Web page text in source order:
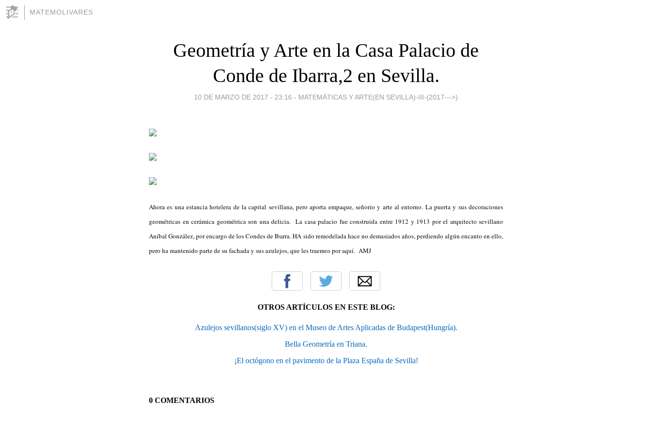
MATEMOLIVARES
Geometría y Arte en la Casa Palacio de
Conde de Ibarra,2 en Sevilla.
10 DE MARZO DE 2017 - 23:16 - MATEMÁTICAS Y ARTE(EN SEVILLA)-III-(2017--->)
Ahora es una estancia hotelera de la capital sevillana, pero aporta empaque, señorío y arte al entorno. La puerta y sus decoraciones
geométricas en cerámica geométrica son una delicia. La casa palacio fue construida entre 1912 y 1913 por el arquitecto sevillano
Aníbal González, por encargo de los Condes de Ibarra. HA sido remodelada hace no demasiados años, perdiendo algún encanto en ello,
pero ha mantenido parte de su fachada y sus azulejos, que les traemos por aquí. AMJ
OTROS ARTÍCULOS EN ESTE BLOG:
Azulejos sevillanos(siglo XV) en el Museo de Artes Aplicadas de Budapest(Hungría).
Bella Geometría en Triana.
¡El octógono en el pavimento de la Plaza España de Sevilla!
0 COMENTARIOS